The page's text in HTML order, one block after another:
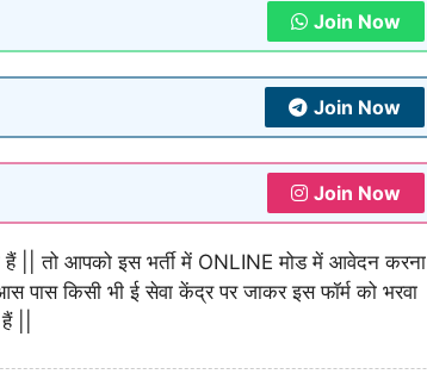
Join Now
Join Now
Join Now
हैं || तो आपको इस भर्ती में ONLINE मोड में आवेदन करना
पास किसी भी ई सेवा केंद्र पर जाकर इस फॉर्म को भरवा
||